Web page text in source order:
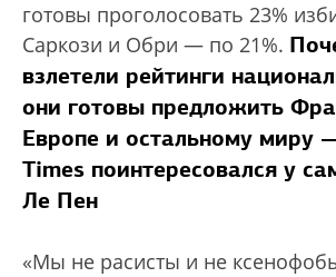
готовы проголосовать 23%
Саркози и Обри — по 21%.
взлетели рейтинги
они готовы предложить
Европе и остальному миру
Times поинтересовался у
Ле Пен
«Мы не расисты и не